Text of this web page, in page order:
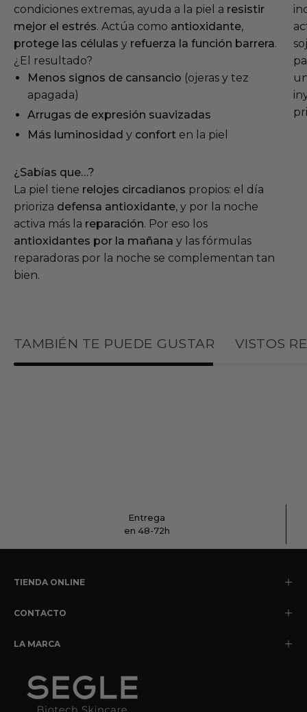
condiciones extremas, ayuda a la piel a resistir
mejor el estrés. Actúa como antioxidante,
protege las células y refuerza la función barrera.
¿El resultado?
Menos signos de cansancio (ojeras y tez
apagada)
Arrugas de expresión suavizadas
Más luminosidad y confort en la piel
¿Sabías que…?
La piel tiene relojes circadianos propios: el día
prioriza defensa antioxidante, y por la noche
activa más la reparación. Por eso los
antioxidantes por la mañana y las fórmulas
reparadoras por la noche se complementan tan
bien.
TAMBIÉN TE PUEDE GUSTAR VISTOS
Entrega
en 48-72h
TIENDA ONLINE
CONTACTO
LA MARCA